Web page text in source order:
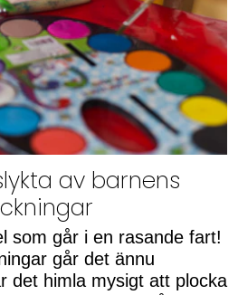
av barnens
som går i en rasande fart!
går det ännu
det himla mysigt att plocka